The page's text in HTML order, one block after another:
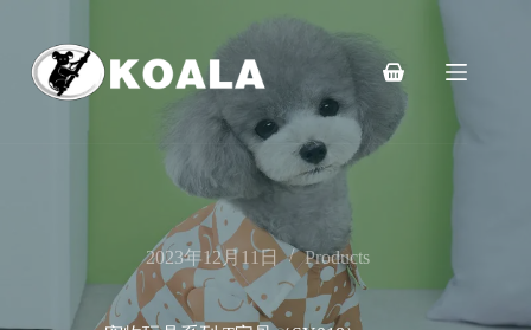
购
车
2023年12月11日 Products